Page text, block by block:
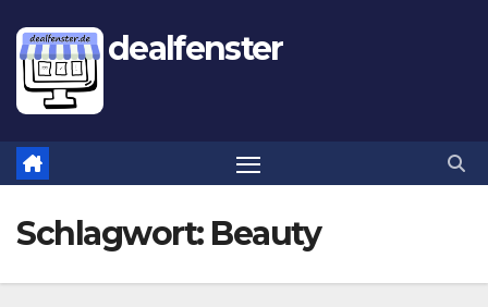
dealfenster
Schlagwort: Beauty